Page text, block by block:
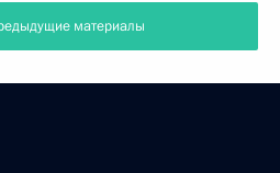
материалы